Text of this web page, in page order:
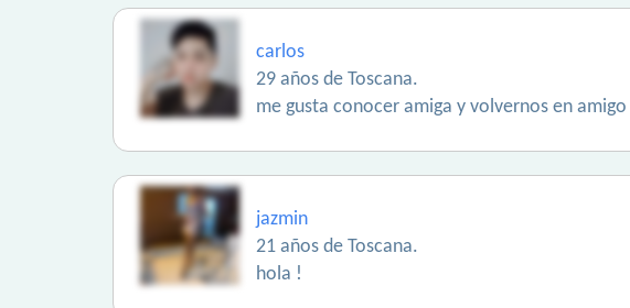
carlos
29 años de Toscana.
me gusta conocer amiga y volvernos en
jazmin
21 años de Toscana.
hola !